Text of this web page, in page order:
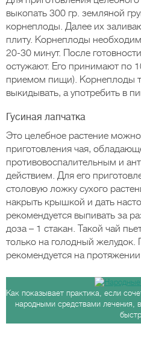
выкопать 300 гр. земляной
корнеплоды. Далее их
плиту. Корнеплоды
20-30 минут. После
остужают. Его принимают по
приемом пищи). Корнеплоды
выкидывать, а употребить в
Гусиная лапчатка
Это целебное растение
приготовления чая,
противовоспалительным и
действием. Для его
столовую ложку сухого
накрыть крышкой и дать
рекомендуется выпивать за
доза – 1 стакан. Такой чай
только на голодный желудок.
рекомендуется на
Как показывает практика, если
народными средствами лечения,